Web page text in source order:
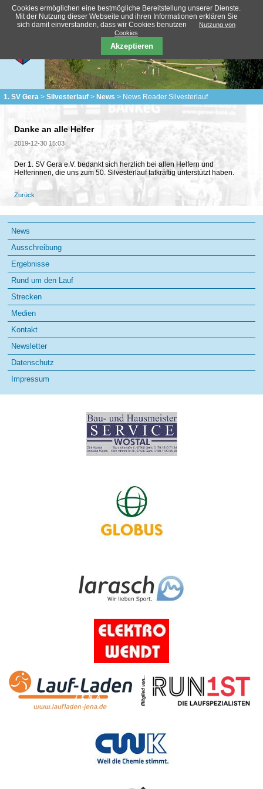
1. SV Gera Silvesterlauf News News Reader Silvesterlauf
Danke an alle Helfer
2019-12-30 15:03
Der 1. SV Gera e.V. bedankt sich herzlich bei allen Helfern und
Helferinnen, die uns zum 50. Silvesterlauf tatkräftig unterstützt haben.
Zurück
Navigation
überspringen
News
Ausschreibung
Ergebnisse
Rund um den Lauf
Strecken
Medien
Kontakt
Newsletter
Datenschutz
Impressum
Cookies ermöglichen eine bestmögliche Bereitstellung unserer Dienste.
Mit der Nutzung dieser Webseite und ihren Informationen erklären Sie
sich damit einverstanden, dass wir Cookies benutzen
Nutzung von
Cookies
Akzeptieren